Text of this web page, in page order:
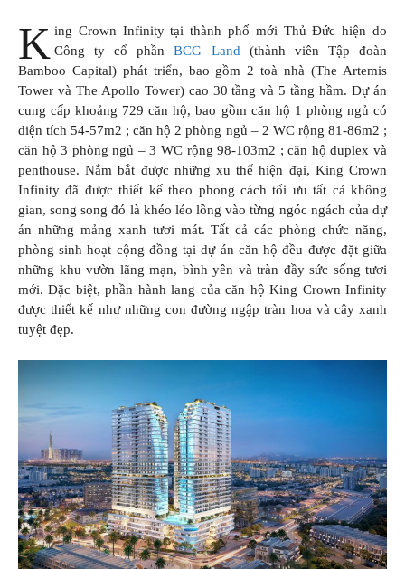
K ing Crown Infinity tại thành phố mới Thủ Đức hiện do
Công ty cổ phầnBCG Land(thành viên Tập đoàn
Bamboo Capital) phát triển, bao gồm 2 toà nhà (The Artemis
Tower và The Apollo Tower) cao 30 tầng và 5 tầng hầm. Dự án
cung cấp khoảng 729 căn hộ, bao gồm căn hộ 1 phòng ngủ có
diện tích 54-57m2 ; căn hộ 2 phòng ngủ – 2 WC rộng 81-86m2 ;
căn hộ 3 phòng ngủ – 3 WC rộng 98-103m2 ; căn hộ duplex và
penthouse. Nắm bắt được những xu thế hiện đại, King Crown
Infinity đã được thiết kế theo phong cách tối ưu tất cả không
gian, song song đó là khéo léo lồng vào từng ngóc ngách của dự
án những mảng xanh tươi mát. Tất cả các phòng chức năng,
phòng sinh hoạt cộng đồng tại dự án căn hộ đều được đặt giữa
những khu vườn lãng mạn, bình yên và tràn đầy sức sống tươi
mới. Đặc biệt, phần hành lang của căn hộ King Crown Infinity
được thiết kế như những con đường ngập tràn hoa và cây xanh
tuyệt đẹp.